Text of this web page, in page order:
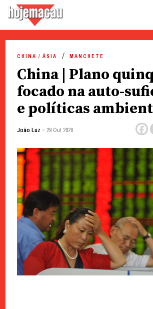
content
CHINA / ÁSIA MANCHETE
China | Plano
focado na auto-
e políticas
João Luz - 29 Out 2020